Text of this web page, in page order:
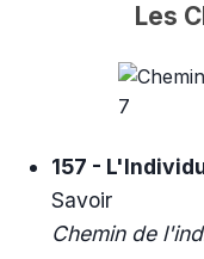
Les
157 -
Savoir
Chemin de